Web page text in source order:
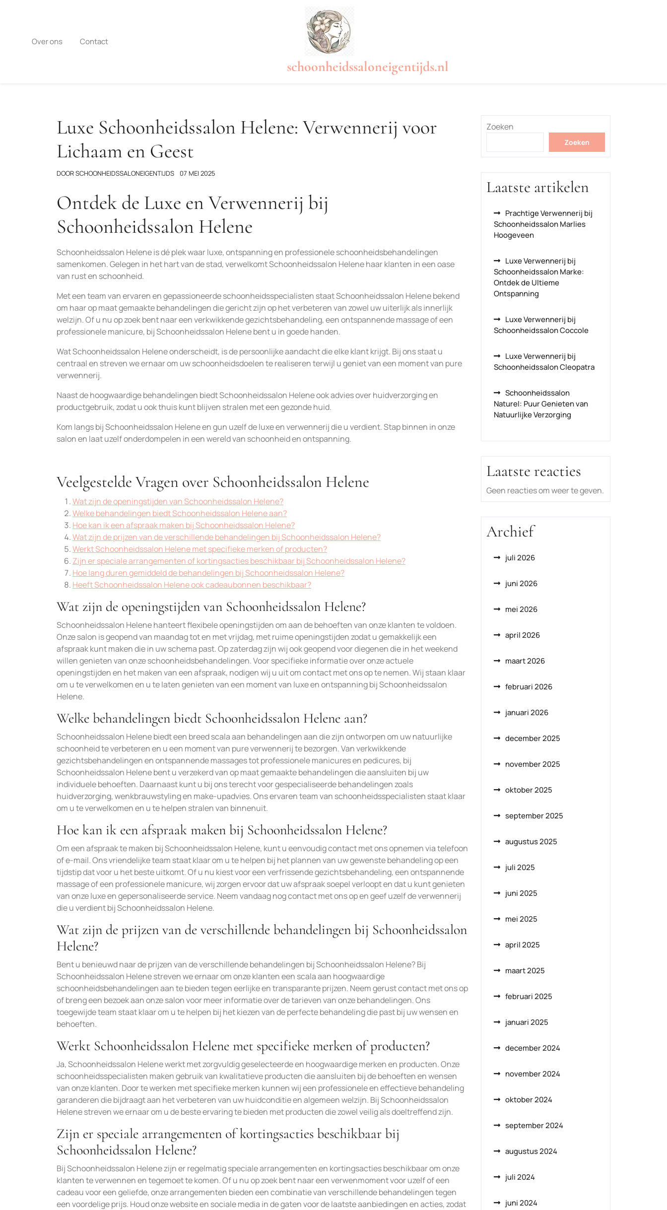
Over ons Contact
schoonheidssaloneigentijds.nl
Luxe Schoonheidssalon Helene: Verwennerij voor
Lichaam en Geest
DOORSCHOONHEIDSSALONEIGENTIJDS 07 MEI 2025
Ontdek de Luxe en Verwennerij bij
Schoonheidssalon Helene
Schoonheidssalon Helene is dé plek waar luxe, ontspanning en professionele schoonheidsbehandelingen
samenkomen. Gelegen in het hart van de stad, verwelkomt Schoonheidssalon Helene haar klanten in een oase
van rust en schoonheid.
Met een team van ervaren en gepassioneerde schoonheidsspecialisten staat Schoonheidssalon Helene bekend
om haar op maat gemaakte behandelingen die gericht zijn op het verbeteren van zowel uw uiterlijk als innerlijk
welzijn. Of u nu op zoek bent naar een verkwikkende gezichtsbehandeling, een ontspannende massage of een
professionele manicure, bij Schoonheidssalon Helene bent u in goede handen.
Wat Schoonheidssalon Helene onderscheidt, is de persoonlijke aandacht die elke klant krijgt. Bij ons staat u
centraal en streven we ernaar om uw schoonheidsdoelen te realiseren terwijl u geniet van een moment van pure
verwennerij.
Naast de hoogwaardige behandelingen biedt Schoonheidssalon Helene ook advies over huidverzorging en
productgebruik, zodat u ook thuis kunt blijven stralen met een gezonde huid.
Kom langs bij Schoonheidssalon Helene en gun uzelf de luxe en verwennerij die u verdient. Stap binnen in onze
salon en laat uzelf onderdompelen in een wereld van schoonheid en ontspanning.
Veelgestelde Vragen over Schoonheidssalon Helene
Wat zijn de openingstijden van Schoonheidssalon Helene?
Welke behandelingen biedt Schoonheidssalon Helene aan?
Hoe kan ik een afspraak maken bij Schoonheidssalon Helene?
Wat zijn de prijzen van de verschillende behandelingen bij Schoonheidssalon Helene?
Werkt Schoonheidssalon Helene met specifieke merken of producten?
Zijn er speciale arrangementen of kortingsacties beschikbaar bij Schoonheidssalon Helene?
Hoe lang duren gemiddeld de behandelingen bij Schoonheidssalon Helene?
Heeft Schoonheidssalon Helene ook cadeaubonnen beschikbaar?
Wat zijn de openingstijden van Schoonheidssalon Helene?
Schoonheidssalon Helene hanteert flexibele openingstijden om aan de behoeften van onze klanten te voldoen.
Onze salon is geopend van maandag tot en met vrijdag, met ruime openingstijden zodat u gemakkelijk een
afspraak kunt maken die in uw schema past. Op zaterdag zijn wij ook geopend voor diegenen die in het weekend
willen genieten van onze schoonheidsbehandelingen. Voor specifieke informatie over onze actuele
openingstijden en het maken van een afspraak, nodigen wij u uit om contact met ons op te nemen. Wij staan klaar
om u te verwelkomen en u te laten genieten van een moment van luxe en ontspanning bij Schoonheidssalon
Helene.
Welke behandelingen biedt Schoonheidssalon Helene aan?
Schoonheidssalon Helene biedt een breed scala aan behandelingen aan die zijn ontworpen om uw natuurlijke
schoonheid te verbeteren en u een moment van pure verwennerij te bezorgen. Van verkwikkende
gezichtsbehandelingen en ontspannende massages tot professionele manicures en pedicures, bij
Schoonheidssalon Helene bent u verzekerd van op maat gemaakte behandelingen die aansluiten bij uw
individuele behoeften. Daarnaast kunt u bij ons terecht voor gespecialiseerde behandelingen zoals
huidverzorging, wenkbrauwstyling en make-upadvies. Ons ervaren team van schoonheidsspecialisten staat klaar
om u te verwelkomen en u te helpen stralen van binnenuit.
Hoe kan ik een afspraak maken bij Schoonheidssalon Helene?
Om een afspraak te maken bij Schoonheidssalon Helene, kunt u eenvoudig contact met ons opnemen via telefoon
of e-mail. Ons vriendelijke team staat klaar om u te helpen bij het plannen van uw gewenste behandeling op een
tijdstip dat voor u het beste uitkomt. Of u nu kiest voor een verfrissende gezichtsbehandeling, een ontspannende
massage of een professionele manicure, wij zorgen ervoor dat uw afspraak soepel verloopt en dat u kunt genieten
van onze luxe en gepersonaliseerde service. Neem vandaag nog contact met ons op en geef uzelf de verwennerij
die u verdient bij Schoonheidssalon Helene.
Wat zijn de prijzen van de verschillende behandelingen bij Schoonheidssalon
Helene?
Bent u benieuwd naar de prijzen van de verschillende behandelingen bij Schoonheidssalon Helene? Bij
Schoonheidssalon Helene streven we ernaar om onze klanten een scala aan hoogwaardige
schoonheidsbehandelingen aan te bieden tegen eerlijke en transparante prijzen. Neem gerust contact met ons op
of breng een bezoek aan onze salon voor meer informatie over de tarieven van onze behandelingen. Ons
toegewijde team staat klaar om u te helpen bij het kiezen van de perfecte behandeling die past bij uw wensen en
behoeften.
Werkt Schoonheidssalon Helene met specifieke merken of producten?
Ja, Schoonheidssalon Helene werkt met zorgvuldig geselecteerde en hoogwaardige merken en producten. Onze
schoonheidsspecialisten maken gebruik van kwalitatieve producten die aansluiten bij de behoeften en wensen
van onze klanten. Door te werken met specifieke merken kunnen wij een professionele en effectieve behandeling
garanderen die bijdraagt aan het verbeteren van uw huidconditie en algemeen welzijn. Bij Schoonheidssalon
Helene streven we ernaar om u de beste ervaring te bieden met producten die zowel veilig als doeltreffend zijn.
Zijn er speciale arrangementen of kortingsacties beschikbaar bij
Schoonheidssalon Helene?
Bij Schoonheidssalon Helene zijn er regelmatig speciale arrangementen en kortingsacties beschikbaar om onze
klanten te verwennen en tegemoet te komen. Of u nu op zoek bent naar een verwenmoment voor uzelf of een
cadeau voor een geliefde, onze arrangementen bieden een combinatie van verschillende behandelingen tegen
een voordelige prijs. Houd onze website en sociale media in de gaten voor de laatste aanbiedingen en acties, zodat
Zoeken
Zoeken
Laatste artikelen
Prachtige Verwennerij bij
Schoonheidssalon Marlies
Hoogeveen
Luxe Verwennerij bij
Schoonheidssalon Marke:
Ontdek de Ultieme
Ontspanning
Luxe Verwennerij bij
Schoonheidssalon Coccole
Luxe Verwennerij bij
Schoonheidssalon Cleopatra
Schoonheidssalon
Naturel: Puur Genieten van
Natuurlijke Verzorging
Laatste reacties
Geen reacties om weer te geven.
Archief
juli 2026
juni 2026
mei 2026
april 2026
maart 2026
februari 2026
januari 2026
december 2025
november 2025
oktober 2025
september 2025
augustus 2025
juli 2025
juni 2025
mei 2025
april 2025
maart 2025
februari 2025
januari 2025
december 2024
november 2024
oktober 2024
september 2024
augustus 2024
juli 2024
juni 2024